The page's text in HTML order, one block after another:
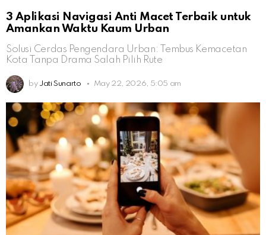
3 Aplikasi Navigasi Anti Macet Terbaik untuk
Amankan Waktu Kaum Urban
Solusi Cerdas Pengendara Urban: Tembus Kemacetan
Kota Tanpa Drama Salah Pilih Rute
by Jati Sunarto May 22, 2026, 5:05 am